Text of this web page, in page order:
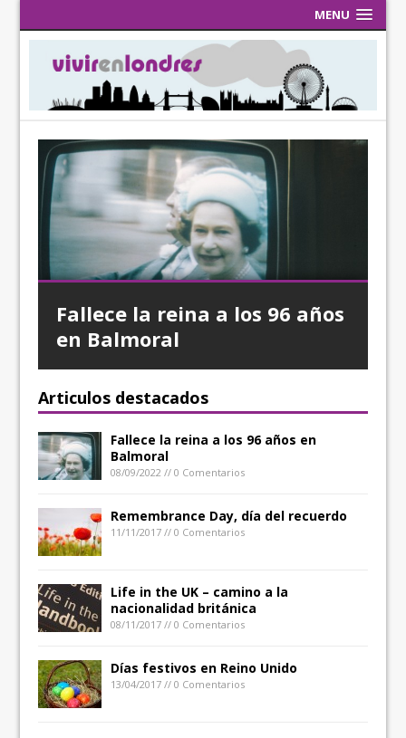
MENU
Fallece la reina a los 96 años
en Balmoral
Remembrance Day, día del
recuerdo
Life in the UK – camino a la
nacionalidad británica
Días festivos en Reino Unido
Articulos destacados
Fallece la reina a los 96 años en
Balmoral
08/09/2022 // 0 Comentarios
Remembrance Day, día del recuerdo
11/11/2017 // 0 Comentarios
Life in the UK – camino a la
nacionalidad británica
08/11/2017 // 0 Comentarios
Días festivos en Reino Unido
13/04/2017 // 0 Comentarios